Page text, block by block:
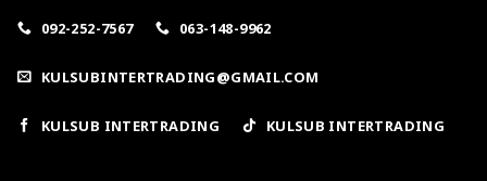
092-252-7567 063-148-9962
KULSUBINTERTRADING@GMAIL.COM
KULSUB INTERTRADING KULSUB INTERTRADING